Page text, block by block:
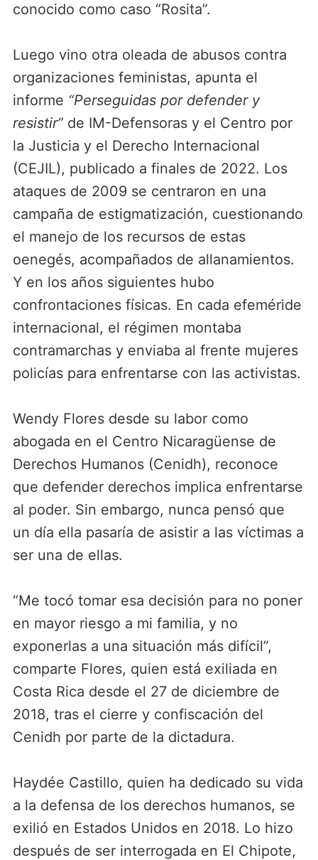
conocido como caso “Rosita”.
Luego vino otra oleada de abusos contra
organizaciones feministas, apunta el
informe “Perseguidas por defender y
resistir”de IM-Defensoras y el Centro por
la Justicia y el Derecho Internacional
(CEJIL), publicado a finales de 2022. Los
ataques de 2009 se centraron en una
campaña de estigmatización, cuestionando
el manejo de los recursos de estas
oenegés, acompañados de allanamientos.
Y en los años siguientes hubo
confrontaciones físicas. En cada efeméride
internacional, el régimen montaba
contramarchas y enviaba al frente mujeres
policías para enfrentarse con las activistas.
Wendy Flores desde su labor como
abogada en el Centro Nicaragüense de
Derechos Humanos (Cenidh), reconoce
que defender derechos implica enfrentarse
al poder. Sin embargo, nunca pensó que
un día ella pasaría de asistir a las víctimas a
ser una de ellas.
“Me tocó tomar esa decisión para no poner
en mayor riesgo a mi familia, y no
exponerlas a una situación más difícil”,
comparte Flores, quien está exiliada en
Costa Rica desde el 27 de diciembre de
2018, tras el cierre y confiscación del
Cenidh por parte de la dictadura.
Haydée Castillo, quien ha dedicado su vida
a la defensa de los derechos humanos, se
exilió en Estados Unidos en 2018. Lo hizo
después de ser interrogada en El Chipote,